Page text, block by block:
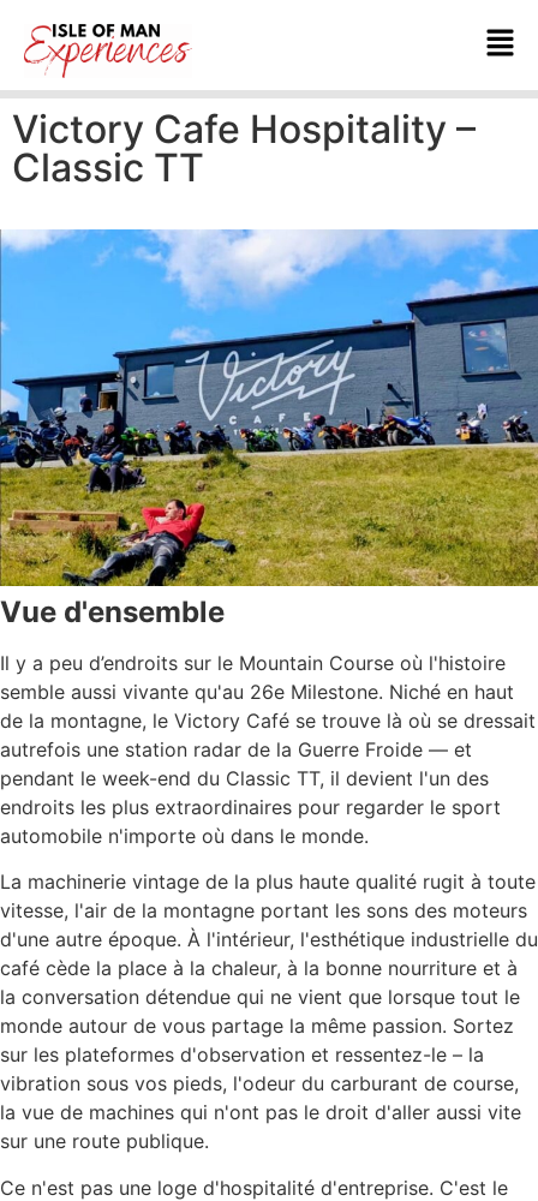
Victory Cafe Hospitality –
Classic TT
Vue d'ensemble
Il y a peu d’endroits sur le Mountain Course où l'histoire
semble aussi vivante qu'au 26e Milestone. Niché en haut
de la montagne, le Victory Café se trouve là où se dressait
autrefois une station radar de la Guerre Froide — et
pendant le week-end du Classic TT, il devient l'un des
endroits les plus extraordinaires pour regarder le sport
automobile n'importe où dans le monde.
La machinerie vintage de la plus haute qualité rugit à toute
vitesse, l'air de la montagne portant les sons des moteurs
d'une autre époque. À l'intérieur, l'esthétique industrielle du
café cède la place à la chaleur, à la bonne nourriture et à
la conversation détendue qui ne vient que lorsque tout le
monde autour de vous partage la même passion. Sortez
sur les plateformes d'observation et ressentez-le – la
vibration sous vos pieds, l'odeur du carburant de course,
la vue de machines qui n'ont pas le droit d'aller aussi vite
sur une route publique.
Ce n'est pas une loge d'hospitalité d'entreprise. C'est le